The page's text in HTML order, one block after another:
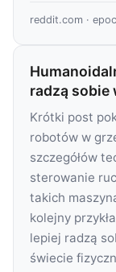
reddit.com ·
radzą sobie
Krótki post
robotów w
szczegółów
sterowanie
takich
kolejny
lepiej radzą
świecie